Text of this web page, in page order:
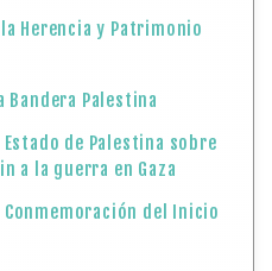
Herencia y Patrimonio
Bandera Palestina
de Palestina sobre
a la guerra en Gaza
del Inicio